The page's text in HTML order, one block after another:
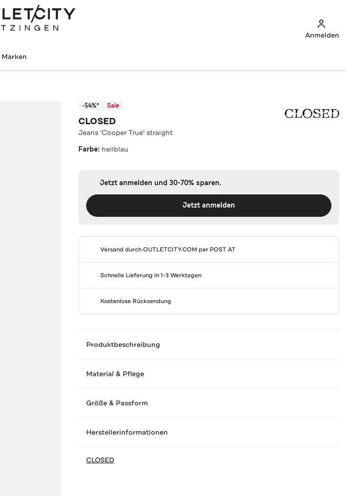
Anmelden
Marken
-54%* Sale
CLOSED
Jeans 'Cooper True' straight
Farbe: hellblau
Jetzt anmelden und 30-70% sparen.
Jetzt anmelden
Versand durchOUTLETCITY.COM per POST AT
Schnelle Lieferung in 1-3 Werktagen
Kostenlose Rücksendung
Produktbeschreibung
Material & Pflege
Größe & Passform
Herstellerinformationen
CLOSED